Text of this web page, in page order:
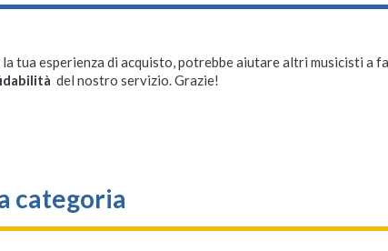
tua esperienza di acquisto, potrebbe aiutare altri musicisti a
del nostro servizio. Grazie!
categoria